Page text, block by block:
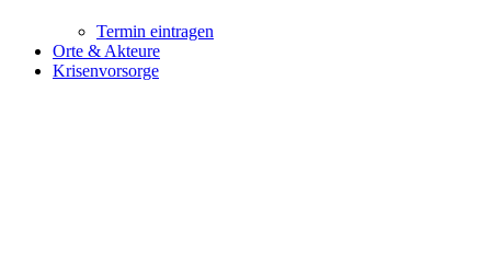
Termin eintragen
Orte & Akteure
Krisenvorsorge